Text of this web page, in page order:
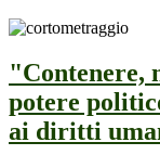
"Contenere,
potere
ai diritti